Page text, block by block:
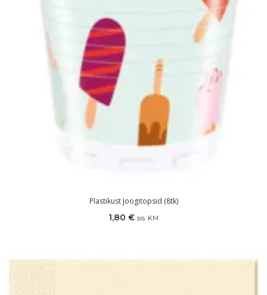
Plastikust Joogitopsid (8tk)
1,80 € sis. KM